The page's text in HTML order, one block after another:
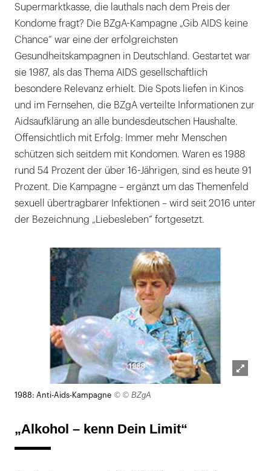
Supermarktkasse, die lauthals nach dem Preis der
Kondome fragt? Die BZgA-Kampagne „Gib AIDS keine
Chance“ war eine der erfolgreichsten
Gesundheitskampagnen in Deutschland. Gestartet war
sie 1987, als das Thema AIDS gesellschaftlich
besondere Relevanz erhielt. Die Spots liefen in Kinos
und im Fernsehen, die BZgA verteilte Informationen zur
Aidsaufklärung an alle bundesdeutschen Haushalte.
Offensichtlich mit Erfolg: Immer mehr Menschen
schützen sich seitdem mit Kondomen. Waren es 1988
rund 54 Prozent der über 16-Jährigen, sind es heute 91
Prozent. Die Kampagne – ergänzt um das Themenfeld
sexuell übertragbarer Infektionen – wird seit 2016 unter
der Bezeichnung „Liebesleben“ fortgesetzt.
1988: Anti-Aids-Kampagne © © BZgA
„Alkohol – kenn Dein Limit“